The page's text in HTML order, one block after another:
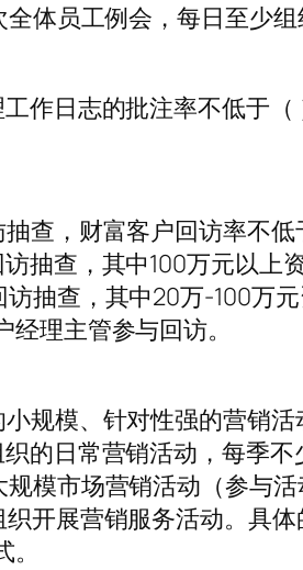
体员工例会，每日至少组
作日志的批注率不低于（
查，财富客户回访率不低
抽查，其中100万元以上
抽查，其中20万-100万
理主管参与回访。
规模、针对性强的营销活
的日常营销活动，每季不
模市场营销活动（参与活
开展营销服务活动。具